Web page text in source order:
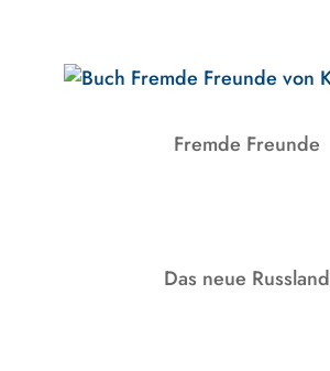
Fremde Freunde
Das neue Russland